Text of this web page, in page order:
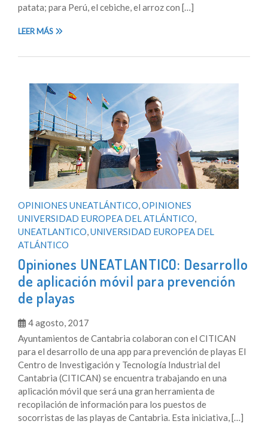
patata; para Perú, el cebiche, el arroz con […]
LEER MÁS
OPINIONES UNEATLÁNTICO,OPINIONES
UNIVERSIDAD EUROPEA DEL ATLÁNTICO,
UNEATLANTICO,UNIVERSIDAD EUROPEA DEL
ATLÁNTICO
Opiniones UNEATLANTICO: Desarrollo
de aplicación móvil para prevención
de playas
4 agosto, 2017
Ayuntamientos de Cantabria colaboran con el CITICAN
para el desarrollo de una app para prevención de playas El
Centro de Investigación y Tecnología Industrial del
Cantabria (CITICAN) se encuentra trabajando en una
aplicación móvil que será una gran herramienta de
recopilación de información para los puestos de
socorristas de las playas de Cantabria. Esta iniciativa, […]